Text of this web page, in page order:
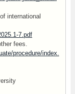
international
7.pdf
fees.
procedure/index.